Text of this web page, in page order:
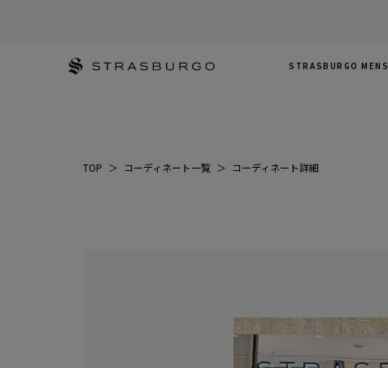
STRASBURGO MENS
TOP ＞ コーディネート一覧 ＞ コーディネート詳細